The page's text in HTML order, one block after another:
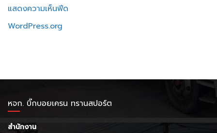
แสดงความเห็นฟีด
WordPress.org
หจก. บิ๊กบอยเครน ทรานสปอร์ต
สำนักงาน